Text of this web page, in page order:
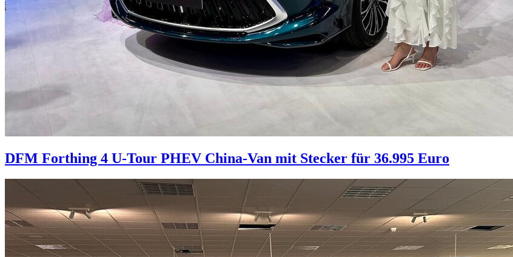
DFM Forthing 4 U-Tour PHEV China-Van mit Stecker für 36.995 Euro